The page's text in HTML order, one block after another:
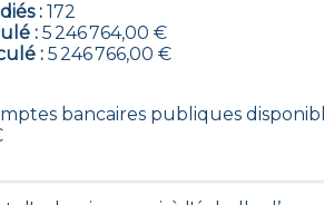
:172
:5 246 764,00 €
:5 246 766,00 €
bancaires publiques